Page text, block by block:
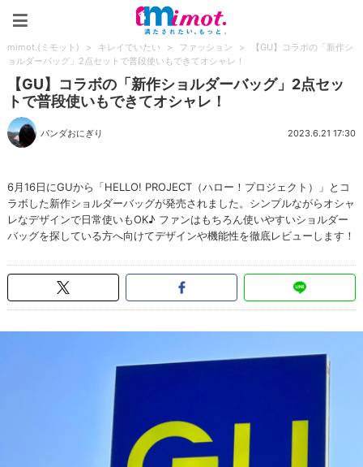
mimot.(ミモット) > キレイでいたい > ファッション >
【GU】コラボの「新作シ
ョルダーバッグ」2点セットで普段使いもできてオシャレ！
【GU】コラボの「新作ショルダーバッグ」2点セッ
トで普段使いもできてオシャレ！
パンダおにぎり 2023.6.21 17:30
6月16日にGUから「HELLO! PROJECT（ハロー！プロジェクト）」とコ
ラボした新作ショルダーバッグが発売されました。シンプルながらオシャ
レなデザインで日常使いもOK♪ ファンはもちろん使いやすいショルダー
バッグを探している方へ向けてデザインや機能性を徹底レビューします！